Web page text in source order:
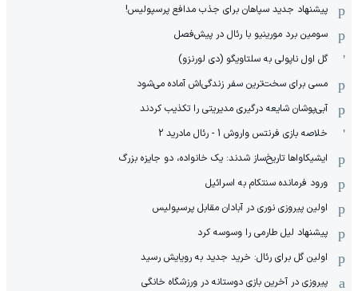
پیشنهاد جدید سپاهان برای جذب مدافع پرسپولیس!
سومین برد مورینیو با رئال در پیش‌فصل
گل اول ناپولی به سلتاویگو (دی لورنزو)
مسی برای سخت‌ترین سفر زندگی‌اش آماده می‌شود
آبی‌پوشان شایعه درگیری مدیریتی را تکذیب کردند
خلاصه بازی فرنتس واروش 1 - رئال مادرید 2
ایشیکاوا‌ها تاریخ‌ساز شدند: یک خانواده، دو جایزه بزرگ
ورود فرمانده سنتکام به اسرائیل
اولین پیروزی نوری در آبادان مقابل پرسپولیس
پیشنهاد لیل طارمی را وسوسه کرد
اولین گل برای رئال: خرید جدید به رویایش رسید
پیروزی در آخرین بازی دوستانه در ورزشگاه خانگی